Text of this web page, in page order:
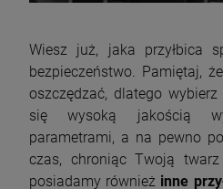
Wiesz już, jaka przyłbica
bezpieczeństwo. Pamiętaj,
oszczędzać, dlatego
się wysoką jakością
parametrami, a na pewno
czas, chroniąc Twoją
posiadamy również inne